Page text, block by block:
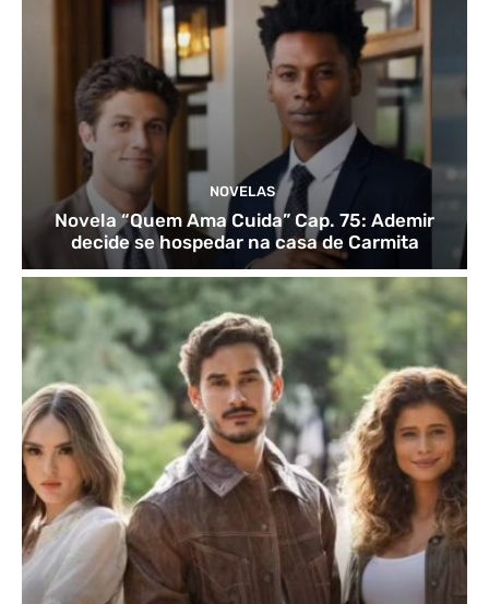
NOVELAS
Novela “Quem Ama Cuida” Cap. 75: Ademir
decide se hospedar na casa de Carmita